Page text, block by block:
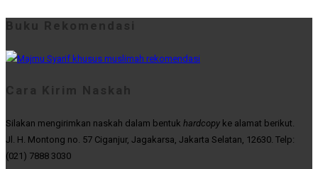
Buku Rekomendasi
Cara Kirim Naskah
Silakan mengirimkan naskah dalam bentuk hardcopy ke alamat berikut.
Jl. H. Montong no. 57 Ciganjur, Jagakarsa, Jakarta Selatan, 12630. Telp:
(021) 7888 3030